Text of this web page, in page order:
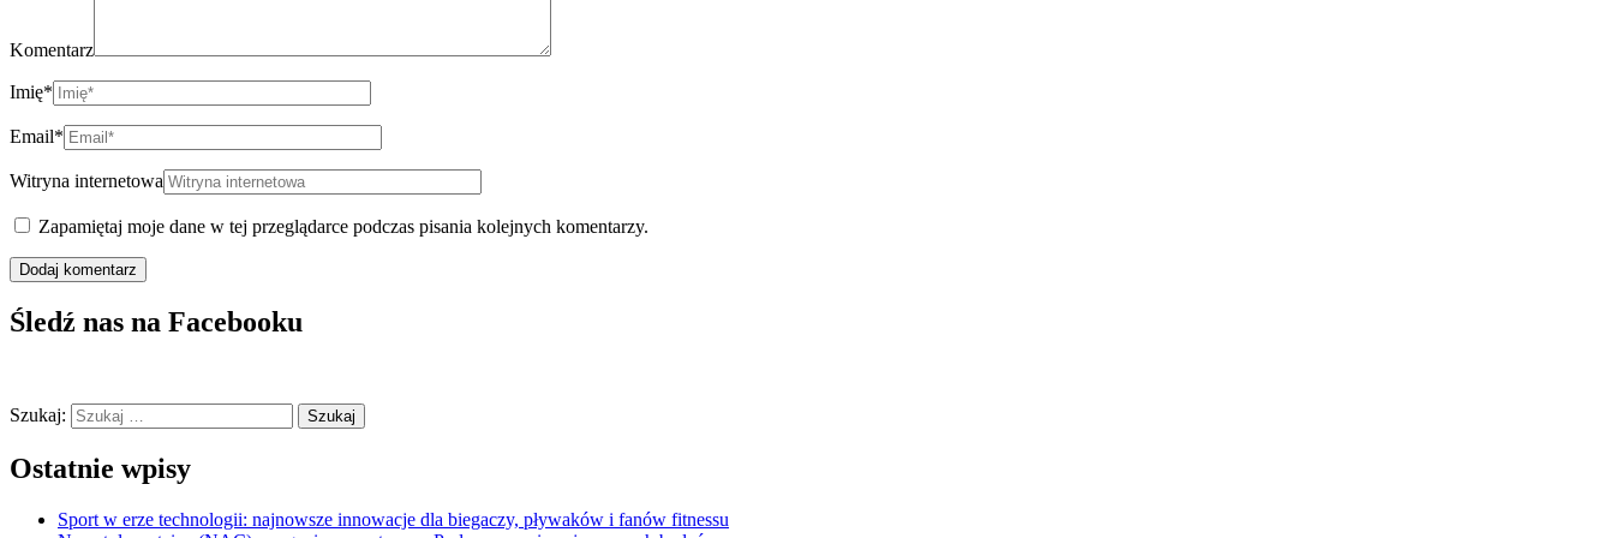
Komentarz
Imię*
Email*
Witryna internetowa
Zapamiętaj moje dane w tej przeglądarce podczas pisania kolejnych komentarzy.
Śledź nas na Facebooku
Szukaj:
Ostatnie wpisy
Sport w erze technologii: najnowsze innowacje dla biegaczy, pływaków i fanów fitnessu